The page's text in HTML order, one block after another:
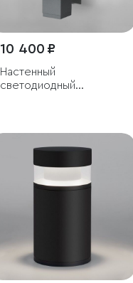
10 400 ₽
Настенный
светодиодный